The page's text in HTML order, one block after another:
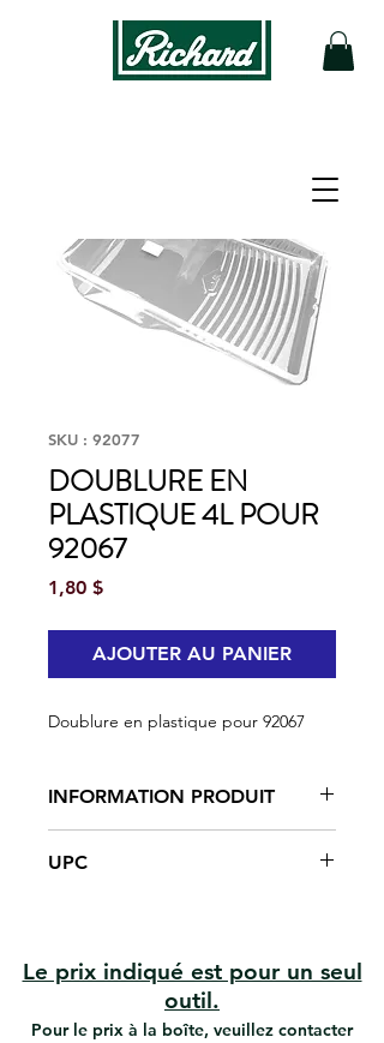
SKU : 92077
DOUBLURE EN
PLASTIQUE 4L POUR
92067
1,80 $Prix
AJOUTER AU PANIER
Doublure en plastique pour 92067
INFORMATION PRODUIT
En plastique
UPC
Le prix indiqué est pour un seul
outil.
Pour le prix à la boîte, veuillez contacter